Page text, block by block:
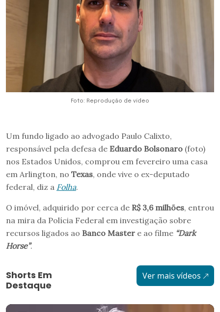
Foto: Reprodução de vídeo
Um fundo ligado ao advogado Paulo Calixto,
responsável pela defesa de Eduardo Bolsonaro (foto)
nos Estados Unidos, comprou em fevereiro uma casa
em Arlington, no Texas, onde vive o ex-deputado
federal, diz a Folha.
O imóvel, adquirido por cerca de R$ 3,6 milhões, entrou
na mira da Polícia Federal em investigação sobre
recursos ligados ao Banco Master e ao filme “Dark
Horse”.
Shorts Em
Destaque
Ver mais vídeos